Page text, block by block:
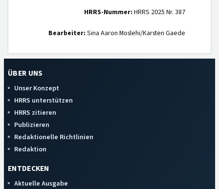
HRRS-Nummer: HRRS 2025 Nr. 387
Bearbeiter: Sina Aaron Moslehi/Karsten Gaede
ÜBER UNS
Unser Konzept
HRRS unterstützen
HRRS zitieren
Publizieren
Redaktionelle Richtlinien
Redaktion
ENTDECKEN
Aktuelle Ausgabe